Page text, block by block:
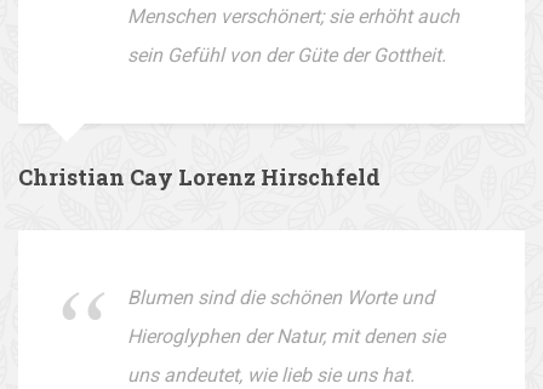
Menschen verschönert; sie erhöht auch
sein Gefühl von der Güte der Gottheit.
Christian Cay Lorenz Hirschfeld
Blumen sind die schönen Worte und
Hieroglyphen der Natur, mit denen sie
uns andeutet, wie lieb sie uns hat.